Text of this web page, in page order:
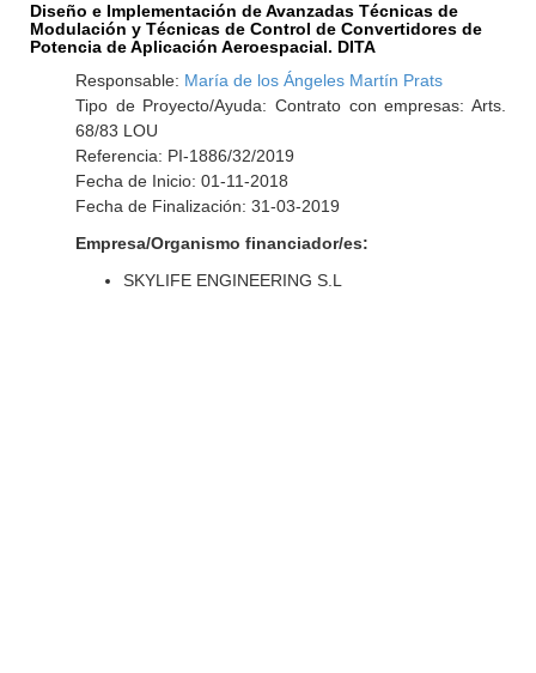
Diseño e Implementación de Avanzadas Técnicas de
Modulación y Técnicas de Control de Convertidores de
Potencia de Aplicación Aeroespacial. DITA
Responsable: María de los Ángeles Martín Prats
Tipo de Proyecto/Ayuda: Contrato con empresas: Arts.
68/83 LOU
Referencia: PI-1886/32/2019
Fecha de Inicio: 01-11-2018
Fecha de Finalización: 31-03-2019
Empresa/Organismo financiador/es:
SKYLIFE ENGINEERING S.L